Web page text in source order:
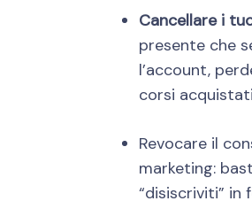
Cancellare i
presente che
l’account,
corsi
Revocare il
marketing:
“disiscriviti” in